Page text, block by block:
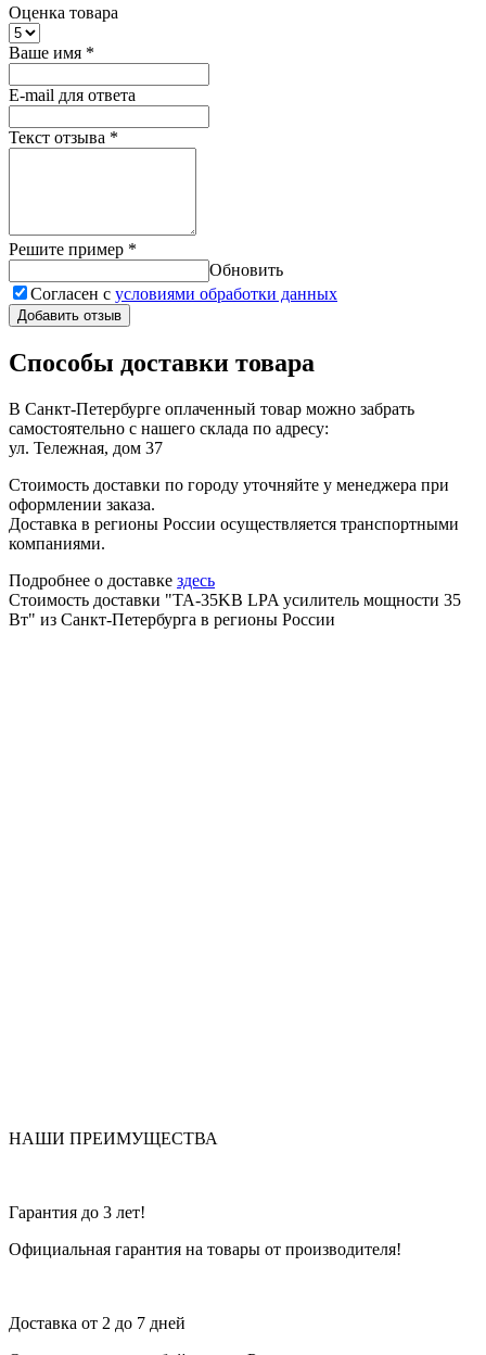
Оценка товара
Ваше имя *
E-mail для ответа
Текст отзыва *
Решите пример *
Обновить
Согласен с условиями обработки данных
Добавить отзыв
Способы доставки товара
В Санкт-Петербурге оплаченный товар можно забрать
самостоятельно с нашего склада по адресу:
ул. Тележная, дом 37
Стоимость доставки по городу уточняйте у менеджера при
оформлении заказа.
Доставка в регионы России осуществляется транспортными
компаниями.
Подробнее о доставке здесь
Стоимость доставки "TA-35KB LPA усилитель мощности 35
Вт" из Санкт-Петербурга в регионы России
НАШИ ПРЕИМУЩЕСТВА
Гарантия до 3 лет!
Официальная гарантия на товары от производителя!
Доставка от 2 до 7 дней